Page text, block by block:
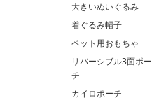
大きいぬいぐるみ
着ぐるみ帽子
ペット用おもちゃ
リバーシブル3面ポー
チ
カイロポーチ